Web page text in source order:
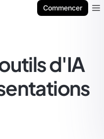
Commencer
d'IA